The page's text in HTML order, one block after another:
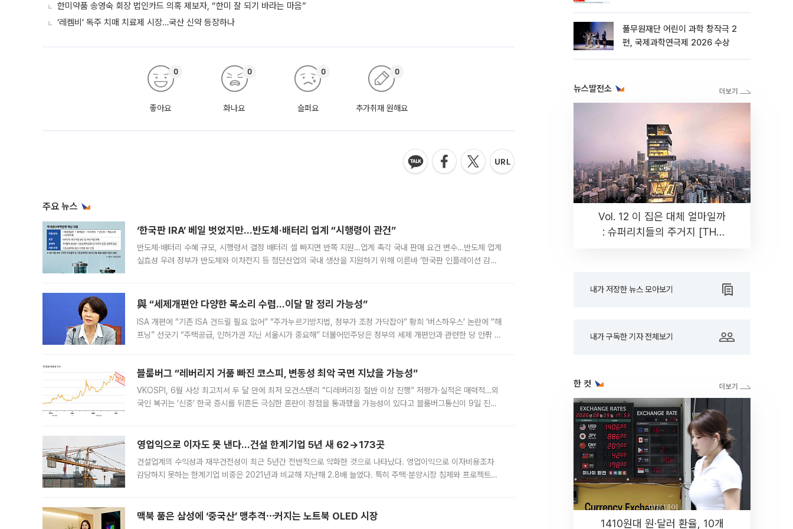
한미약품 송영숙 회장 법인카드 의혹 제보자, “한미 잘 되기 바라는 마음”
‘레켐비’ 독주 치매 치료제 시장…국산 신약 등장하나
좋아요
0
화나요
0
슬퍼요
0
추가취재 원해요
0
주요 뉴스
‘한국판 IRA’ 베일 벗었지만…반도체·배터리 업계 “시행령이 관건”
반도체·배터리 수혜 규모, 시행령서 결정 배터리 셀 빠지면 반쪽 지원…업계 촉각 국내 판매 요건 변수…반도체 업계
실효성 우려 정부가 반도체와 이차전지 등 첨단산업의 국내 생산을 지원하기 위해 이른바 ‘한국판 인플레이션 감축
與 “세제개편안 다양한 목소리 수렴…이달 말 정리 가능성”
ISA 개편에 “기존 ISA 건드릴 필요 없어” “주가누르기방지법, 정부가 조정 가닥잡아” 황희 ‘버스하우스’ 논란에 “해
프닝” 선긋기 “주택공급, 인허가권 지닌 서울시가 중요해” 더불어민주당은 정부의 세제 개편안과 관련한 당 안팎 의
블룸버그 “레버리지 거품 빠진 코스피, 변동성 최악 국면 지났을 가능성”
VKOSPI, 6월 사상 최고치서 두 달 만에 최저 모건스탠리 “디레버리징 절반 이상 진행” 저평가·실적은 매력적…외
국인 복귀는 ‘신중’ 한국 증시를 뒤흔든 극심한 혼란이 정점을 통과했을 가능성이 있다고 블룸버그통신이 9일 진단
영업익으로 이자도 못 낸다…건설 한계기업 5년 새 62→173곳
건설업계의 수익성과 재무건전성이 최근 5년간 전반적으로 악화한 것으로 나타났다. 영업이익으로 이자비용조차
감당하지 못하는 한계기업 비중은 2021년과 비교해 지난해 2.8배 늘었다. 특히 주택·분양시장 침체와 프로젝트파
맥북 품은 삼성에 ‘중국산’ 맹추격⋯커지는 노트북 OLED 시장
풀무원재단 어린이 과학 창작극 2
편, 국제과학연극제 2026 수상
뉴스발전소
Vol. 12 이 집은 대체 얼마일까
: 슈퍼리치들의 주거지 [THE
내가 저장한 뉴스 모아보기
내가 구독한 기자 전체보기
한 컷
1410원대 원·달러 환율, 10개